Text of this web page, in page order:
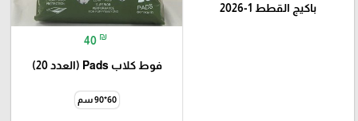
باكيج القطط 1-2026
40 ₪
فوط كلاب Pads (العدد 20)
60*90 سم